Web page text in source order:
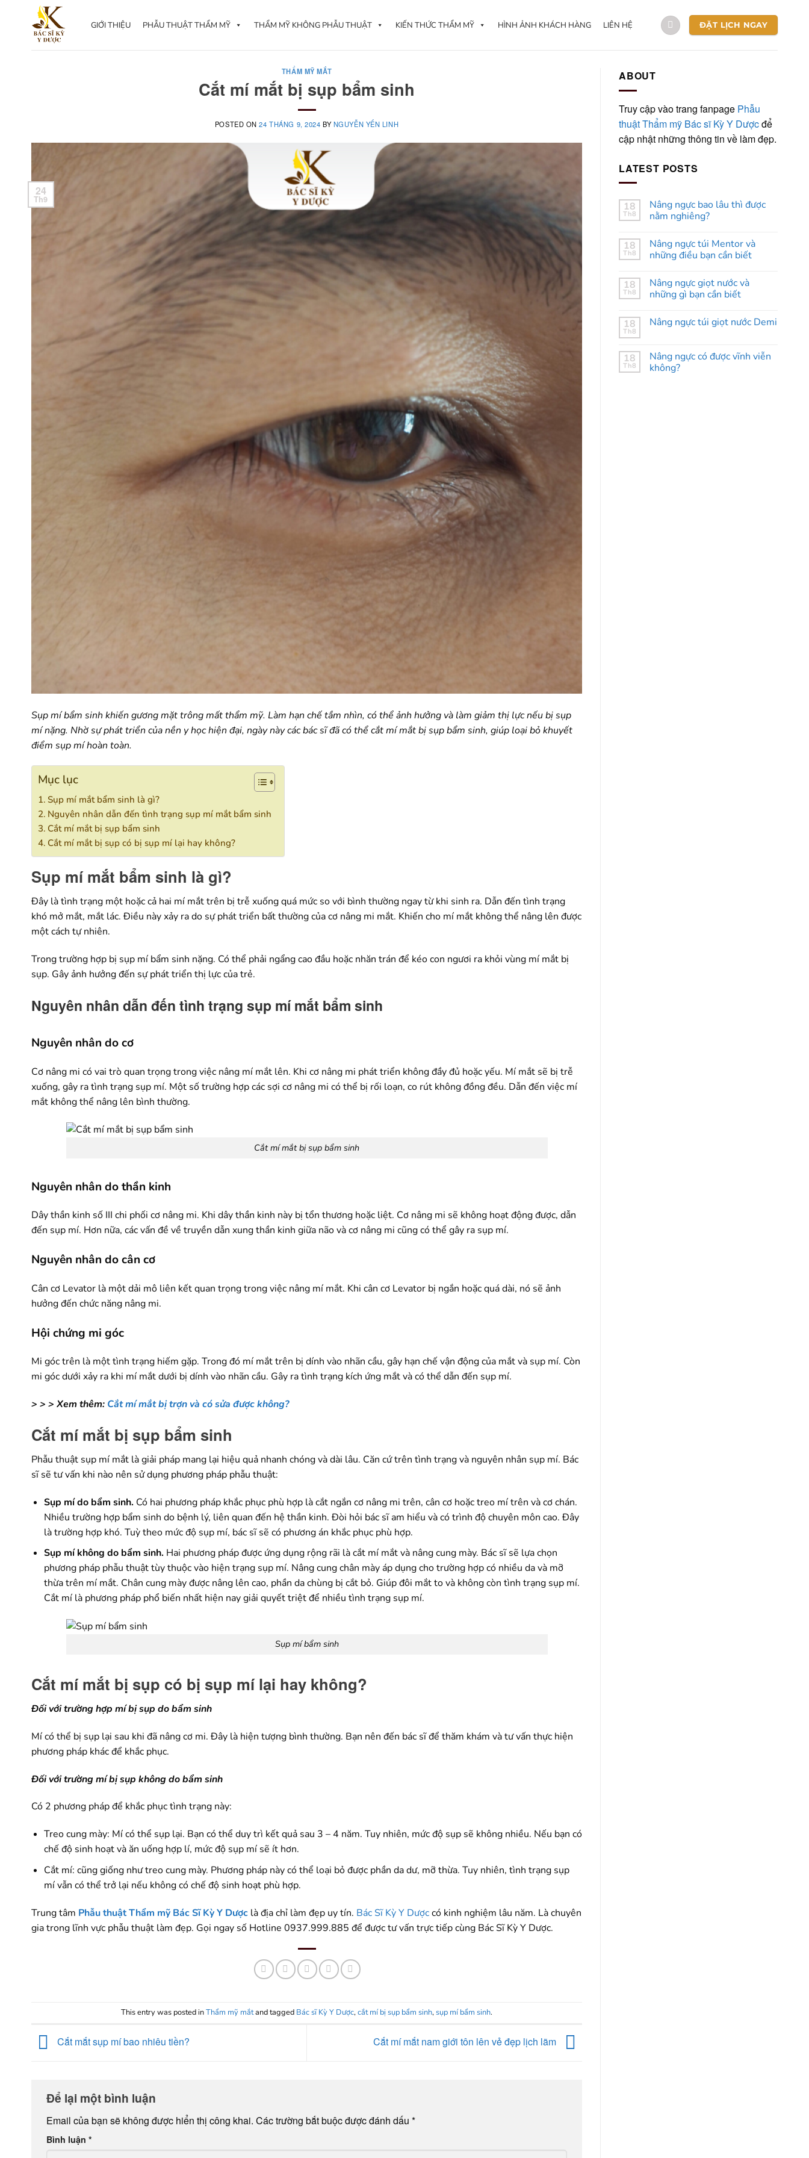
GIỚI THIỆU PHẪU THUẬT THẨM MỸ THẨM MỸ KHÔNG PHẪU THUẬT KIẾN THỨC THẨM MỸ HÌNH ẢNH KHÁCH HÀNG LIÊN HỆ ĐẶT LỊCH NGAY
THẨM MỸ MẮT
Cắt mí mắt bị sụp bẩm sinh
POSTED ON24 THÁNG 9, 2024 BYNGUYỄN YẾN LINH
24
Th9
Sụp mí bẩm sinh khiến gương mặt trông mất thẩm mỹ. Làm hạn chế tầm nhìn, có thể ảnh hưởng và làm giảm thị lực nếu bị sụp
mí nặng. Nhờ sự phát triển của nền y học hiện đại, ngày này các bác sĩ đã có thể cắt mí mắt bị sụp bẩm sinh, giúp loại bỏ khuyết
điểm sụp mí hoàn toàn.
Mục lục
Sụp mí mắt bẩm sinh là gì?
Nguyên nhân dẫn đến tình trạng sụp mí mắt bẩm sinh
Cắt mí mắt bị sụp bẩm sinh
Cắt mí mắt bị sụp có bị sụp mí lại hay không?
Sụp mí mắt bẩm sinh là gì?
Đây là tình trạng một hoặc cả hai mí mắt trên bị trễ xuống quá mức so với bình thường ngay từ khi sinh ra. Dẫn đến tình trạng
khó mở mắt, mắt lác. Điều này xảy ra do sự phát triển bất thường của cơ nâng mi mắt. Khiến cho mí mắt không thể nâng lên được
một cách tự nhiên.
Trong trường hợp bị sụp mí bẩm sinh nặng. Có thể phải ngẩng cao đầu hoặc nhăn trán để kéo con ngươi ra khỏi vùng mí mắt bị
sụp. Gây ảnh hưởng đến sự phát triển thị lực của trẻ.
Nguyên nhân dẫn đến tình trạng sụp mí mắt bẩm sinh
Nguyên nhân do cơ
Cơ nâng mi có vai trò quan trọng trong việc nâng mí mắt lên. Khi cơ nâng mi phát triển không đầy đủ hoặc yếu. Mí mắt sẽ bị trễ
xuống, gây ra tình trạng sụp mí. Một số trường hợp các sợi cơ nâng mi có thể bị rối loạn, co rút không đồng đều. Dẫn đến việc mí
mắt không thể nâng lên bình thường.
Cắt mí mắt bị sụp bẩm sinh
Nguyên nhân do thần kinh
Dây thần kinh số III chi phối cơ nâng mi. Khi dây thần kinh này bị tổn thương hoặc liệt. Cơ nâng mi sẽ không hoạt động được, dẫn
đến sụp mí. Hơn nữa, các vấn đề về truyền dẫn xung thần kinh giữa não và cơ nâng mi cũng có thể gây ra sụp mí.
Nguyên nhân do cân cơ
Cân cơ Levator là một dải mô liên kết quan trọng trong việc nâng mí mắt. Khi cân cơ Levator bị ngắn hoặc quá dài, nó sẽ ảnh
hưởng đến chức năng nâng mi.
Hội chứng mi góc
Mi góc trên là một tình trạng hiếm gặp. Trong đó mí mắt trên bị dính vào nhãn cầu, gây hạn chế vận động của mắt và sụp mí. Còn
mi góc dưới xảy ra khi mí mắt dưới bị dính vào nhãn cầu. Gây ra tình trạng kích ứng mắt và có thể dẫn đến sụp mí.
> > > Xem thêm: Cắt mí mắt bị trợn và có sửa được không?
Cắt mí mắt bị sụp bẩm sinh
Phẫu thuật sụp mí mắt là giải pháp mang lại hiệu quả nhanh chóng và dài lâu. Căn cứ trên tình trạng và nguyên nhân sụp mí. Bác
sĩ sẽ tư vấn khi nào nên sử dụng phương pháp phẫu thuật:
Sụp mí do bẩm sinh. Có hai phương pháp khắc phục phù hợp là cắt ngắn cơ nâng mi trên, cân cơ hoặc treo mí trên và cơ chán.
Nhiều trường hợp bẩm sinh do bệnh lý, liên quan đến hệ thần kinh. Đòi hỏi bác sĩ am hiểu và có trình độ chuyên môn cao. Đây
là trường hợp khó. Tuỳ theo mức độ sụp mí, bác sĩ sẽ có phương án khắc phục phù hợp.
Sụp mí không do bẩm sinh.Hai phương pháp được ứng dụng rộng rãi là cắt mí mắt và nâng cung mày. Bác sĩ sẽ lựa chọn
phương pháp phẫu thuật tùy thuộc vào hiện trạng sụp mí. Nâng cung chân mày áp dụng cho trường hợp có nhiều da và mỡ
thừa trên mí mắt. Chân cung mày được nâng lên cao, phần da chùng bị cắt bỏ. Giúp đôi mắt to và không còn tình trạng sụp mí.
Cắt mí là phương pháp phổ biến nhất hiện nay giải quyết triệt để nhiều tình trạng sụp mí.
Sụp mí bẩm sinh
Cắt mí mắt bị sụp có bị sụp mí lại hay không?
Đối với trường hợp mí bị sụp do bẩm sinh
Mí có thể bị sụp lại sau khi đã nâng cơ mi. Đây là hiện tượng bình thường. Bạn nên đến bác sĩ để thăm khám và tư vấn thực hiện
phương pháp khác để khắc phục.
Đối với trường mí bị sụp không do bẩm sinh
Có 2 phương pháp để khắc phục tình trạng này:
Treo cung mày: Mí có thể sụp lại. Bạn có thể duy trì kết quả sau 3 – 4 năm. Tuy nhiên, mức độ sụp sẽ không nhiều. Nếu bạn có
chế độ sinh hoạt và ăn uống hợp lí, mức độ sụp mí sẽ ít hơn.
Cắt mí: cũng giống như treo cung mày. Phương pháp này có thể loại bỏ được phần da dư, mỡ thừa. Tuy nhiên, tình trạng sụp
mí vẫn có thể trở lại nếu không có chế độ sinh hoạt phù hợp.
Trung tâm Phẫu thuật Thẩm mỹ Bác Sĩ Kỳ Y Dược là địa chỉ làm đẹp uy tín. Bác Sĩ Kỳ Y Dượccó kinh nghiệm lâu năm. Là chuyên
gia trong lĩnh vực phẫu thuật làm đẹp. Gọi ngay số Hotline 0937.999.885 để được tư vấn trực tiếp cùng Bác Sĩ Kỳ Y Dược.
This entry was posted inThẩm mỹ mắtand tagged Bác sĩ Kỳ Y Dược,cắt mí bị sụp bẩm sinh,sụp mí bẩm sinh.
Cắt mắt sụp mí bao nhiêu tiền? Cắt mí mắt nam giới tôn lên vẻ đẹp lịch lãm
Để lại một bình luận
Email của bạn sẽ không được hiển thị công khai. Các trường bắt buộc được đánh dấu *
Bình luận *
ABOUT
Truy cập vào trang fanpage Phẫu
thuật Thẩm mỹ Bác sĩ Kỳ Y Dượcđể
cập nhật những thông tin về làm đẹp.
LATEST POSTS
18
Th8
Nâng ngực bao lâu thì được
nằm nghiêng?
18
Th8
Nâng ngực túi Mentor và
những điều bạn cần biết
18
Th8
Nâng ngực giọt nước và
những gì bạn cần biết
18
Th8
Nâng ngực túi giọt nước Demi
18
Th8
Nâng ngực có được vĩnh viễn
không?